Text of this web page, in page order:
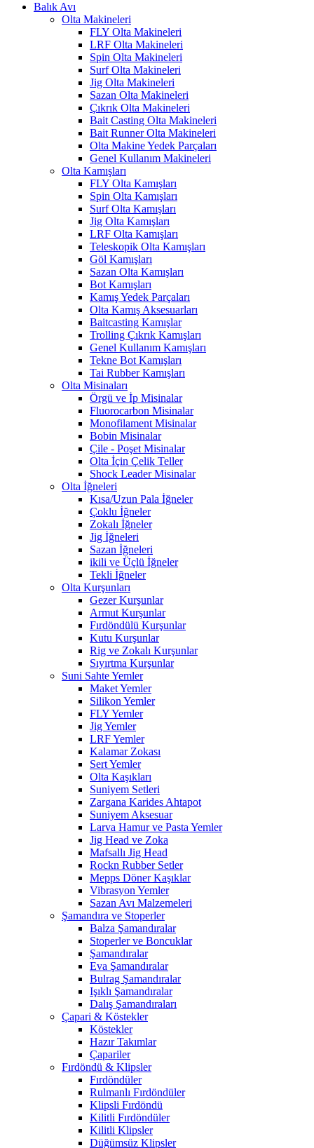
Balık Avı
Olta Makineleri
FLY Olta Makineleri
LRF Olta Makineleri
Spin Olta Makineleri
Surf Olta Makineleri
Jig Olta Makineleri
Sazan Olta Makineleri
Çıkrık Olta Makineleri
Bait Casting Olta Makineleri
Bait Runner Olta Makineleri
Olta Makine Yedek Parçaları
Genel Kullanım Makineleri
Olta Kamışları
FLY Olta Kamışları
Spin Olta Kamışları
Surf Olta Kamışları
Jig Olta Kamışları
LRF Olta Kamışları
Teleskopik Olta Kamışları
Göl Kamışları
Sazan Olta Kamışları
Bot Kamışları
Kamış Yedek Parçaları
Olta Kamış Aksesuarları
Baitcasting Kamışlar
Trolling Çıkrık Kamışları
Genel Kullanım Kamışları
Tekne Bot Kamışları
Tai Rubber Kamışları
Olta Misinaları
Örgü ve İp Misinalar
Fluorocarbon Misinalar
Monofilament Misinalar
Bobin Misinalar
Çile - Poşet Misinalar
Olta İçin Çelik Teller
Shock Leader Misinalar
Olta İğneleri
Kısa/Uzun Pala İğneler
Çoklu İğneler
Zokalı İğneler
Jig İğneleri
Sazan İğneleri
ikili ve Üçlü İğneler
Tekli İğneler
Olta Kurşunları
Gezer Kurşunlar
Armut Kurşunlar
Fırdöndülü Kurşunlar
Kutu Kurşunlar
Rig ve Zokalı Kurşunlar
Sıyırtma Kurşunlar
Suni Sahte Yemler
Maket Yemler
Silikon Yemler
FLY Yemler
Jig Yemler
LRF Yemler
Kalamar Zokası
Sert Yemler
Olta Kaşıkları
Suniyem Setleri
Zargana Karides Ahtapot
Suniyem Aksesuar
Larva Hamur ve Pasta Yemler
Jig Head ve Zoka
Mafsallı Jig Head
Rockn Rubber Setler
Mepps Döner Kaşıklar
Vibrasyon Yemler
Sazan Avı Malzemeleri
Şamandıra ve Stoperler
Balza Şamandıralar
Stoperler ve Boncuklar
Şamandıralar
Eva Şamandıralar
Bulrag Şamandıralar
Işıklı Şamandıralar
Dalış Şamandıraları
Çapari & Köstekler
Köstekler
Hazır Takımlar
Çapariler
Fırdöndü & Klipsler
Fırdöndüler
Rulmanlı Fırdöndüler
Klipsli Fırdöndü
Kilitli Fırdöndüler
Kilitli Klipsler
Düğümsüz Klipsler